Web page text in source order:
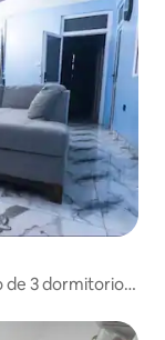
3 dormitorios